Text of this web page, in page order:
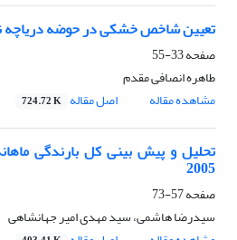
تعیین شاخص خشکی در حوضه دریاچه
صفحه33-55
طاهره انصافی مقدم
مشاهده مقاله
اصل مقاله 724.72 K
تحلیل و پیش بینی کل بارندگی
2005
صفحه57-73
سیدرضا هاشمی، سید مهدی امیر جهانشاهی